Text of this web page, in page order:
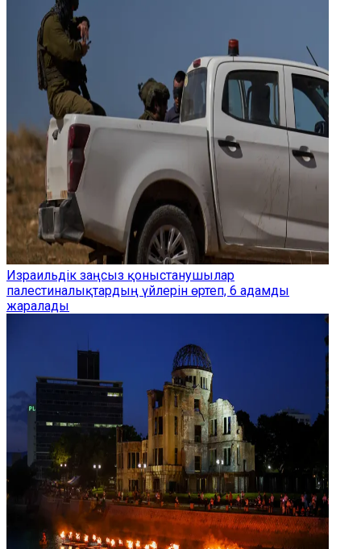
Израильдік заңсыз қоныстанушылар
палестиналықтардың үйлерін өртеп, 6 адамды
жаралады